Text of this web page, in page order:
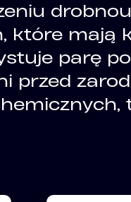
które mają
parę
przed